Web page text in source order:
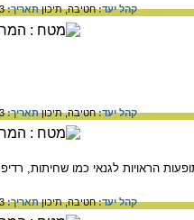
קהל יעד:חטיבה,תיכוןתאריך:
קהל יעד:חטיבה,תיכוןתאריך:
הראויות לגנאי כמו שחיתות,
קהל יעד:חטיבה,תיכוןתאריך: